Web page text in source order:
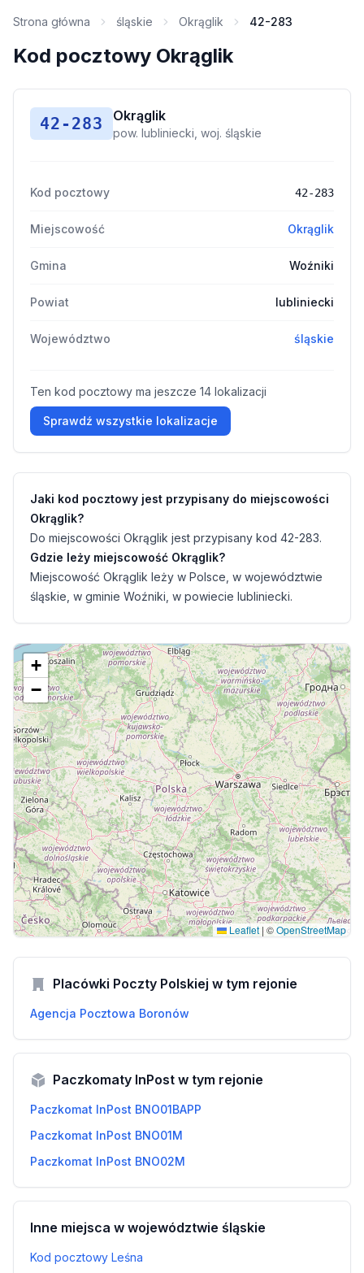
Strona główna śląskie Okrąglik 42-283
Kod pocztowy Okrąglik
42-283 Okrąglik
pow. lubliniecki, woj. śląskie
Kod pocztowy 42-283
Miejscowość Okrąglik
Gmina Woźniki
Powiat lubliniecki
Województwo śląskie
Ten kod pocztowy ma jeszcze 14 lokalizacji
Sprawdź wszystkie lokalizacje
Jaki kod pocztowy jest przypisany do miejscowości
Okrąglik?
Do miejscowości Okrąglik jest przypisany kod 42-283.
Gdzie leży miejscowość Okrąglik?
Miejscowość Okrąglik leży w Polsce, w województwie
śląskie, w gminie Woźniki, w powiecie lubliniecki.
+
−
Leaflet | ©OpenStreetMap
Placówki Poczty Polskiej w tym rejonie
Agencja Pocztowa Boronów
Paczkomaty InPost w tym rejonie
Paczkomat InPost BNO01BAPP
Paczkomat InPost BNO01M
Paczkomat InPost BNO02M
Inne miejsca w województwie śląskie
Kod pocztowy Leśna